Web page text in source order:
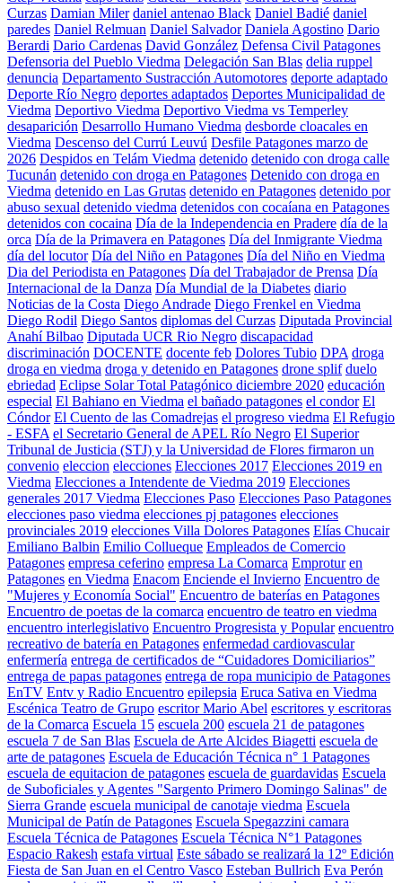
Curzas Damian Miler daniel antenao Black Daniel Badié daniel
paredes Daniel Relmuan Daniel Salvador Daniela Agostino Dario
Berardi Dario Cardenas David González Defensa Civil Patagones
Defensoria del Pueblo Viedma Delegación San Blas delia ruppel
denuncia Departamento Sustracción Automotores deporte adaptado
Deporte Río Negro deportes adaptados Deportes Municipalidad de
Viedma Deportivo Viedma Deportivo Viedma vs Temperley
desaparición Desarrollo Humano Viedma desborde cloacales en
Viedma Descenso del Currú Leuvú Desfile Patagones marzo de
2026 Despidos en Telám Viedma detenido detenido con droga calle
Tucunán detenido con droga en Patagones Detenido con droga en
Viedma detenido en Las Grutas detenido en Patagones detenido por
abuso sexual detenido viedma detenidos con cocaíana en Patagones
detenidos con cocaina Día de la Independencia en Pradere día de la
orca Día de la Primavera en Patagones Día del Inmigrante Viedma
día del locutor Día del Niño en Patagones Día del Niño en Viedma
Dia del Periodista en Patagones Día del Trabajador de Prensa Día
Internacional de la Danza Día Mundial de la Diabetes diario
Noticias de la Costa Diego Andrade Diego Frenkel en Viedma
Diego Rodil Diego Santos diplomas del Curzas Diputada Provincial
Anahí Bilbao Diputada UCR Rio Negro discapacidad
discriminación DOCENTE docente feb Dolores Tubio DPA droga
droga en viedma droga y detenido en Patagones drone splif duelo
ebriedad Eclipse Solar Total Patagónico diciembre 2020 educación
especial El Bahiano en Viedma el bañado patagones el condor El
Cóndor El Cuento de las Comadrejas el progreso viedma El Refugio
- ESFA el Secretario General de APEL Río Negro El Superior
Tribunal de Justicia (STJ) y la Universidad de Flores firmaron un
convenio eleccion elecciones Elecciones 2017 Elecciones 2019 en
Viedma Elecciones a Intendente de Viedma 2019 Elecciones
generales 2017 Viedma Elecciones Paso Elecciones Paso Patagones
elecciones paso viedma elecciones pj patagones elecciones
provinciales 2019 elecciones Villa Dolores Patagones Elías Chucair
Emiliano Balbin Emilio Collueque Empleados de Comercio
Patagones empresa ceferino empresa La Comarca Emprotur en
Patagones en Viedma Enacom Enciende el Invierno Encuentro de
"Mujeres y Economía Social" Encuentro de baterías en Patagones
Encuentro de poetas de la comarca encuentro de teatro en viedma
encuentro interlegislativo Encuentro Progresista y Popular encuentro
recreativo de batería en Patagones enfermedad cardiovascular
enfermería entrega de certificados de “Cuidadores Domiciliarios”
entrega de papas patagones entrega de ropa municipio de Patagones
EnTV Entv y Radio Encuentro epilepsia Eruca Sativa en Viedma
Escénica Teatro de Grupo escritor Mario Abel escritores y escritoras
de la Comarca Escuela 15 escuela 200 escuela 21 de patagones
escuela 7 de San Blas Escuela de Arte Alcides Biagetti escuela de
arte de patagones Escuela de Educación Técnica n° 1 Patagones
escuela de equitacion de patagones escuela de guardavidas Escuela
de Suboficiales y Agentes "Sargento Primero Domingo Salinas" de
Sierra Grande escuela municipal de canotaje viedma Escuela
Municipal de Patín de Patagones Escuela Spegazzini camara
Escuela Técnica de Patagones Escuela Técnica N°1 Patagones
Espacio Rakesh estafa virtual Este sábado se realizará la 12º Edición
Fiesta de San Juan en el Centro Vasco Esteban Bullrich Eva Perón